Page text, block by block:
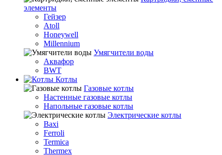
элементы
Гейзер
Atoll
Honeywell
Millennium
Умягчители воды
Аквафор
BWT
Котлы
Гaзовые котлы
Настенные газовые котлы
Напольные газовые котлы
Электрические котлы
Baxi
Ferroli
Termica
Thermex